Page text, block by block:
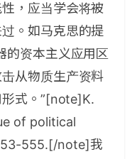
，应当学会将被
。如马克思的提
的资本主义应用区
从物质生产资料
式。”[note]K.
of political
555.[/note]我